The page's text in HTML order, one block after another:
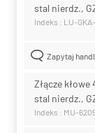
stal nierdz.,
Indeks : LU-
Zapytaj
Złącze kłowe
stal nierdz.,
Indeks : MU-